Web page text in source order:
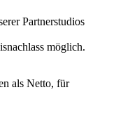
Partnerstudios
möglich.
als Netto, für